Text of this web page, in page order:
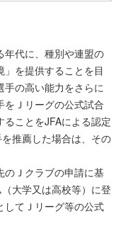
年代に、種別や連盟の
を提供することを目
手の高い能力をさらに
をＪリーグの公式試合
ことをJFAによる認定
推薦した場合は、その
のＪクラブの申請に基
大学又は高校等）に登
してＪリーグ等の公式